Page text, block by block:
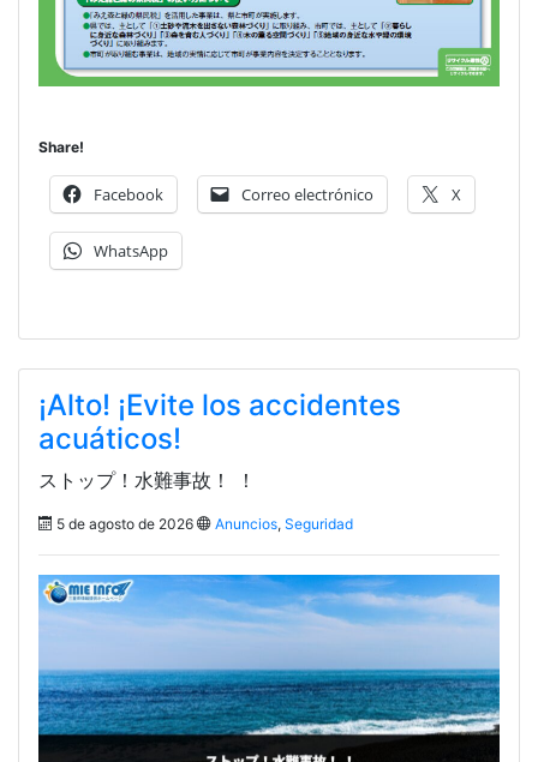
Share!
Facebook Correo electrónico X
WhatsApp
¡Alto! ¡Evite los accidentes
acuáticos!
ストップ！水難事故！ ！
5 de agosto de 2026 Anuncios, Seguridad